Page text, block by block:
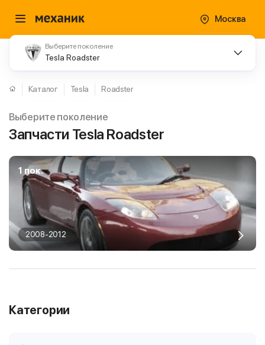
Москва
Выберите поколение
Tesla Roadster
Каталог Tesla Roadster
Выберите поколение
Запчасти Tesla Roadster
1 пок.
2008-2012
Категории